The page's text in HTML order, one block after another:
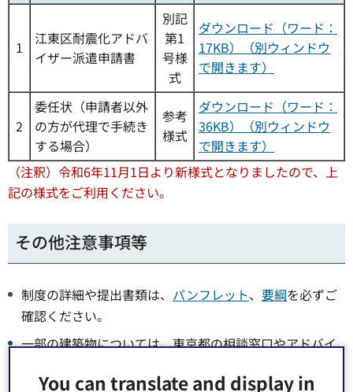
You can translate and display in
1
江東区耐震化アドバ
イザー派遣申請書
別記
第1
号様
式
ダウンロード（ワード：
17KB）（別ウィンドウ
で開きます）
2
委任状（申請者以外
の方が代理で手続き
する場合）
参考
様式
ダウンロード（ワード：
36KB）（別ウィンドウ
で開きます）
（注釈）令和6年11月1日より新様式となりましたので、上
記の様式をご利用ください。
その他注意事項等
制度の詳細や提出書類は、 パンフレット、 要綱を必ずご
確認ください。
一部の建築物については、東京都の相談窓口やアドバイ
ご参照ください。